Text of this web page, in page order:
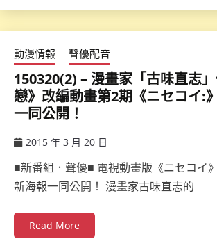
動漫情報 聲優配音
150320(2) – 漫畫家「古味直志
戀》改編動畫第2期《ニセコイ:
一同公開！
2015 年 3 月 20 日
■新番組．聲優■ 電視動畫版《ニセコイ
新海報一同公開！ 漫畫家古味直志的
Read More